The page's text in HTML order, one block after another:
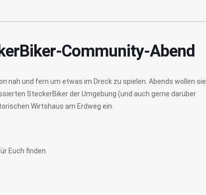
Community-Abend
nah und fern um etwas im Dreck zu spielen. Abends wollen sie
SteckerBiker der Umgebung (und auch gerne darüber
Wirtshaus am Erdweg ein.
Euch finden.